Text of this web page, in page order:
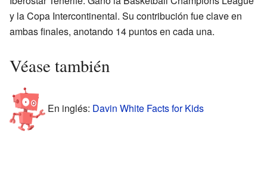
y la Copa Intercontinental. Su contribución fue clave en
ambas finales, anotando 14 puntos en cada una.
Véase también
En inglés: Davin White Facts for Kids